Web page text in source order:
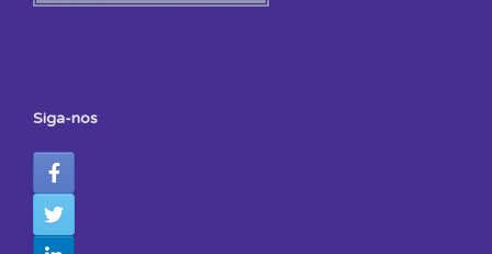
Siga-nos